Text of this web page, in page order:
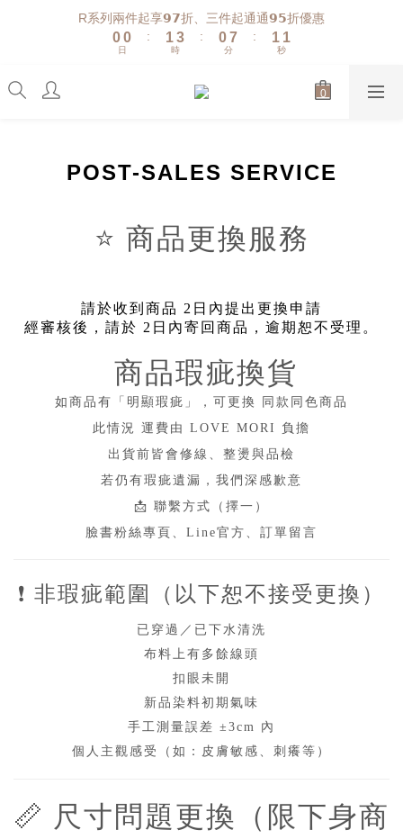
R系列兩件起享𝟵𝟳折、三件起通通𝟵𝟱折優惠
1
0
1
0
日
:
2
1
0
4
3
2
時
:
1
0
8
7
6
0
分
:
2
1
0
2
1
0
秒
POST-SALES SERVICE
⭐️ 商品更換服務
請於收到商品 2 日內提出更換申請
經審核後，請於 2 日內寄回商品，逾期恕不受理。
商品瑕疵換貨
如商品有「明顯瑕疵」，可更換
同款同色商品
此情況 運費由 LOVE MORI 負擔
出貨前皆會修線、整燙與品檢
若仍有瑕疵遺漏，我們深感歉意
📩 聯繫方式（擇一）
臉書粉絲專頁、 Line官方、訂單留言
❗ 非瑕疵範圍（以下恕不接受更換）
已穿過／已下水清洗
布料上有多餘線頭
扣眼未開
新品染料初期氣味
手工測量誤差 ±3cm 內
個人主觀感受（如：皮膚敏感、刺癢等）
📏 尺寸問題更換（限下身商